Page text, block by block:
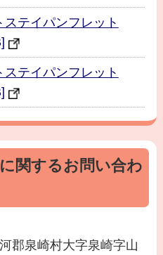
テイパンフレット
テイパンフレット
関するお問い合わ
郡泉崎村大字泉崎字山